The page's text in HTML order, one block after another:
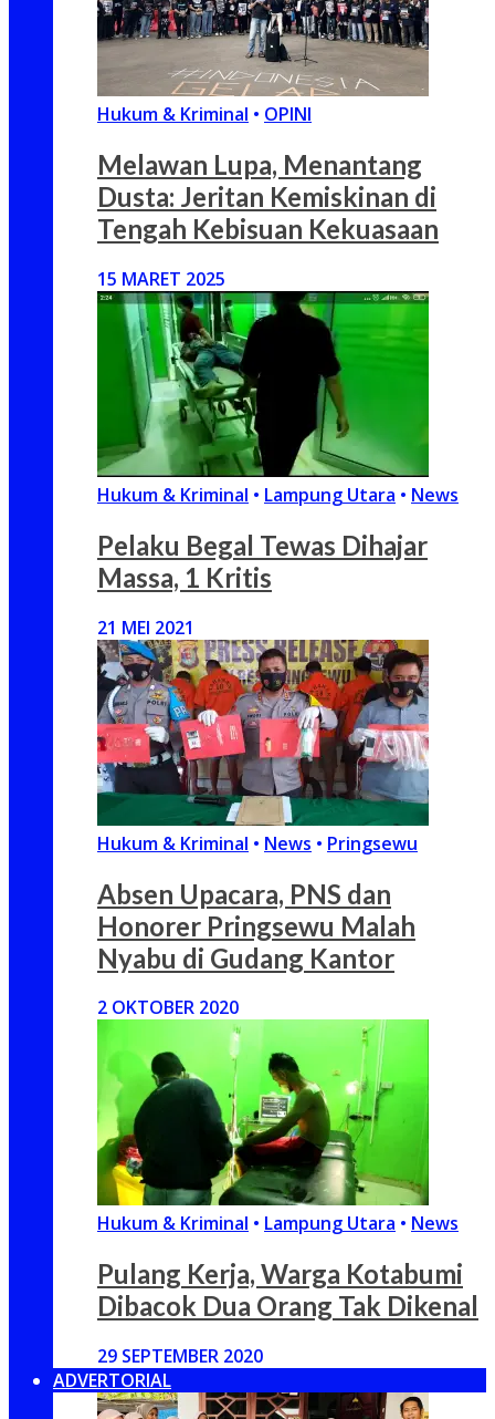
Hukum & Kriminal • OPINI
Melawan Lupa, Menantang
Dusta: Jeritan Kemiskinan di
Tengah Kebisuan Kekuasaan
15 MARET 2025
Hukum & Kriminal • Lampung Utara • News
Pelaku Begal Tewas Dihajar
Massa, 1 Kritis
21 MEI 2021
Hukum & Kriminal • News • Pringsewu
Absen Upacara, PNS dan
Honorer Pringsewu Malah
Nyabu di Gudang Kantor
2 OKTOBER 2020
Hukum & Kriminal • Lampung Utara • News
Pulang Kerja, Warga Kotabumi
Dibacok Dua Orang Tak Dikenal
29 SEPTEMBER 2020
ADVERTORIAL